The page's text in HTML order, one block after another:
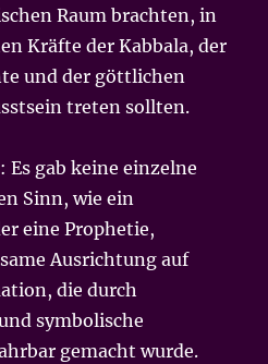
Raum brachten, in
Kräfte der Kabbala, der
und der göttlichen
treten sollten.
Es gab keine einzelne
Sinn, wie ein
eine Prophetie,
Ausrichtung auf
die durch
symbolische
gemacht wurde.